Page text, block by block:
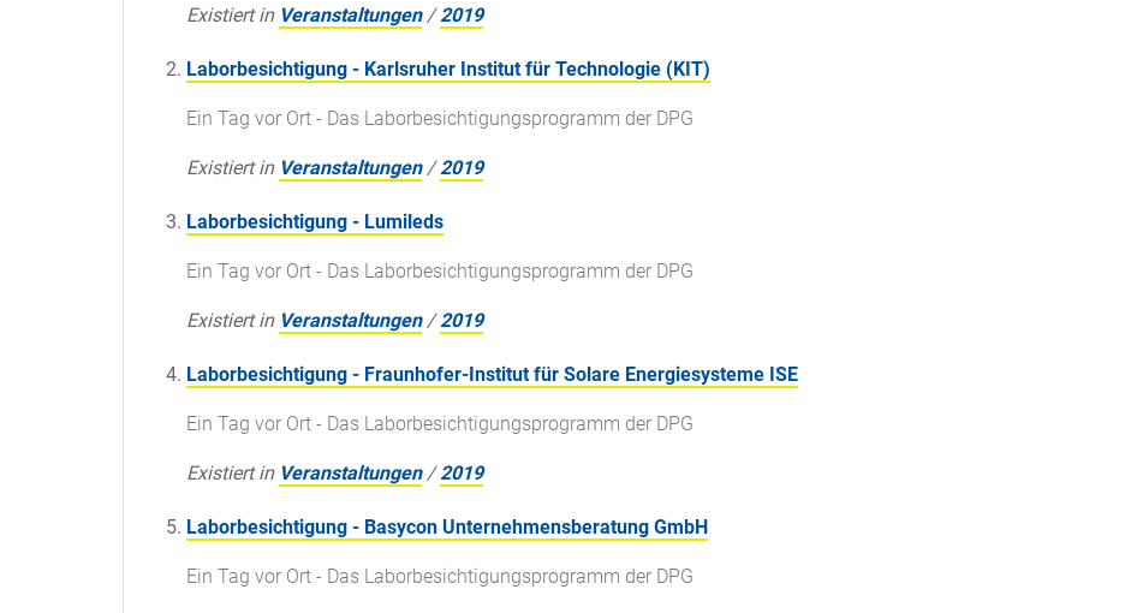
Existiert in Veranstaltungen /2019
Laborbesichtigung - Karlsruher Institut für Technologie (KIT)
Ein Tag vor Ort - Das Laborbesichtigungsprogramm der DPG
Existiert in Veranstaltungen /2019
Laborbesichtigung - Lumileds
Ein Tag vor Ort - Das Laborbesichtigungsprogramm der DPG
Existiert in Veranstaltungen /2019
Laborbesichtigung - Fraunhofer-Institut für Solare Energiesysteme ISE
Ein Tag vor Ort - Das Laborbesichtigungsprogramm der DPG
Existiert in Veranstaltungen /2019
Laborbesichtigung - Basycon Unternehmensberatung GmbH
Ein Tag vor Ort - Das Laborbesichtigungsprogramm der DPG